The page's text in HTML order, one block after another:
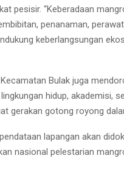
pesisir. “Keberadaan
penanaman,
keberlangsungan
Kecamatan Bulak juga
hidup, akademisi,
gerakan gotong royong
lapangan akan
nasional pelestarian